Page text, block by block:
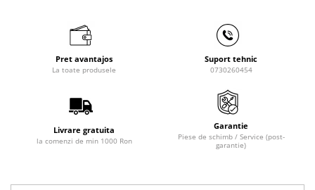
Masini de lustruit
Masini de polizat bavuri cu perii
Masini de rectificat plan
Masini de rectificat rotund
Masini de satinat
Masini de slefuit combinate
Masini de slefuit cu disc
Pret avantajos
La toate produsele
Suport tehnic
0730260454
Livrare gratuita
la comenzi de min 1000 Ron
Garantie
Piese de schimb / Service (post-
garantie)